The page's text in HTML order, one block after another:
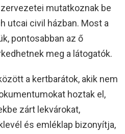
mutatkoznak be
utcai civil házban. Most a
pontosabban az ő
meg a látogatók.
a kertbarátok, akik nem
hoztak el,
zárt lekvárokat,
és emléklap bizonyítja,